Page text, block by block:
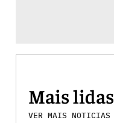
Mais lidas
VER MAIS NOTICIAS